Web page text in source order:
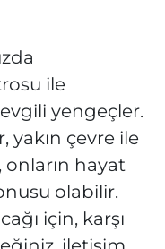
ile
yengeçler.
yakın çevre ile
onların hayat
olabilir.
için, karşı